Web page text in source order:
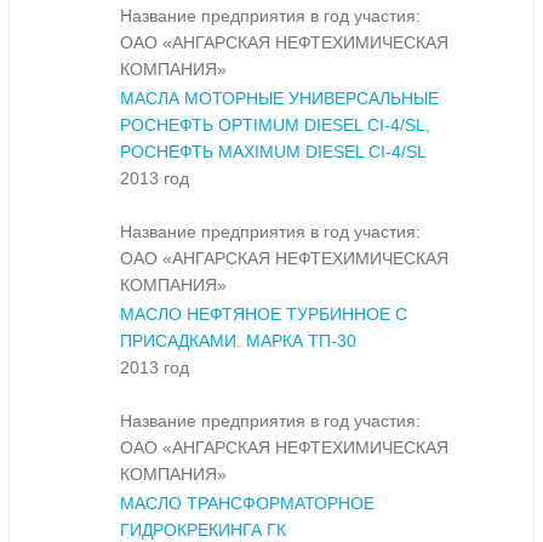
Название предприятия в год участия:
ОАО «АНГАРСКАЯ НЕФТЕХИМИЧЕСКАЯ
КОМПАНИЯ»
МАСЛА МОТОРНЫЕ УНИВЕРСАЛЬНЫЕ
РОСНЕФТЬ OPTIMUM DIESEL CI-4/SL,
РОСНЕФТЬ MAXIMUM DIESEL CI-4/SL
2013 год
Название предприятия в год участия:
ОАО «АНГАРСКАЯ НЕФТЕХИМИЧЕСКАЯ
КОМПАНИЯ»
МАСЛО НЕФТЯНОЕ ТУРБИННОЕ С
ПРИСАДКАМИ. МАРКА ТП-30
2013 год
Название предприятия в год участия:
ОАО «АНГАРСКАЯ НЕФТЕХИМИЧЕСКАЯ
КОМПАНИЯ»
МАСЛО ТРАНСФОРМАТОРНОЕ
ГИДРОКРЕКИНГА ГК